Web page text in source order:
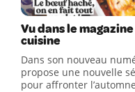
Vu dans le
cuisine
Dans son nouveau
propose une nouvelle
pour affronter